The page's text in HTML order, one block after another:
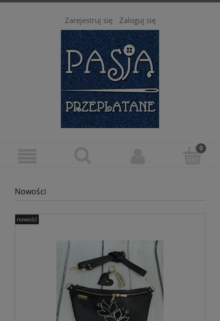
Zarejestruj się Zaloguj się
Nowości
nowość